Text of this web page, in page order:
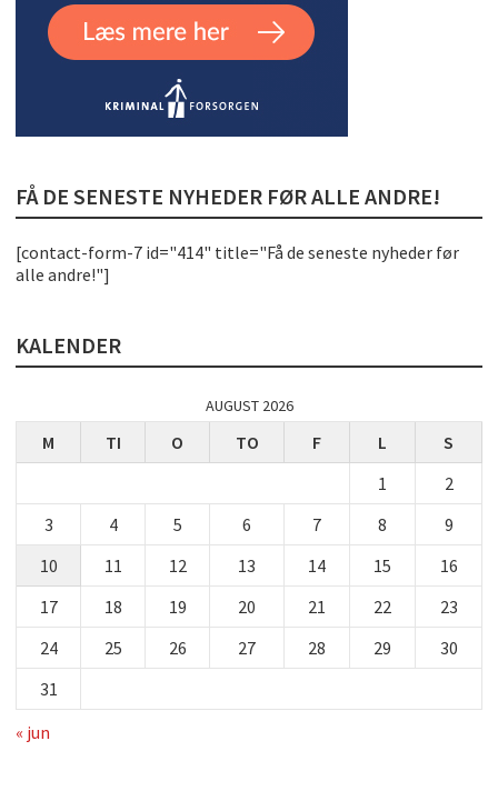
FÅ DE SENESTE NYHEDER FØR ALLE ANDRE!
[contact-form-7 id="414" title="Få de seneste nyheder før
alle andre!"]
KALENDER
AUGUST 2026
M TI O TO F L
S
1
2
3
4 5 6 7 8
9
10
11 12 13 14 15
16
17
18 19 20 21 22
23
24
25 26 27 28 29
30
31
« jun